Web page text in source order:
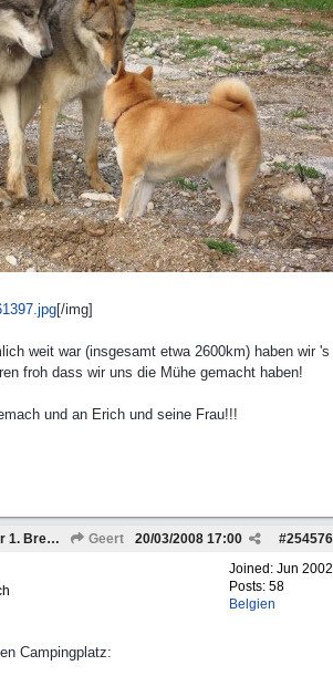
[/img]
weit war (insgesamt etwa 2600km) haben wir 's
froh dass wir uns die Mühe gemacht haben!
und an Erich und seine Frau!!!
Re: Berichte von der 1. Bremach-Sternfahrt Geert #254576
20/03/2008 17:00
Joined: Jun 2002
Posts: 58
Belgien
Campingplatz: